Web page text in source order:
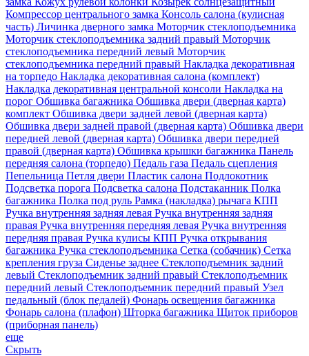
Компрессор центрального замка Консоль салона (кулисная
часть) Личинка дверного замка Моторчик стеклоподъемника
Моторчик стеклоподъемника задний правый Моторчик
стеклоподъемника передний левый Моторчик
стеклоподъемника передний правый Накладка декоративная
на торпедо Накладка декоративная салона (комплект)
Накладка декоративная центральной консоли Накладка на
порог Обшивка багажника Обшивка двери (дверная карта)
комплект Обшивка двери задней левой (дверная карта)
Обшивка двери задней правой (дверная карта) Обшивка двери
передней левой (дверная карта) Обшивка двери передней
правой (дверная карта) Обшивка крышки багажника Панель
передняя салона (торпедо) Педаль газа Педаль сцепления
Пепельница Петля двери Пластик салона Подлокотник
Подсветка порога Подсветка салона Подстаканник Полка
багажника Полка под руль Рамка (накладка) рычага КПП
Ручка внутренняя задняя левая Ручка внутренняя задняя
правая Ручка внутренняя передняя левая Ручка внутренняя
передняя правая Ручка кулисы КПП Ручка открывания
багажника Ручка стеклоподъемника Сетка (собачник) Сетка
крепления груза Сиденье заднее Стеклоподъемник задний
левый Стеклоподъемник задний правый Стеклоподъемник
передний левый Стеклоподъемник передний правый Узел
педальный (блок педалей) Фонарь освещения багажника
Фонарь салона (плафон) Шторка багажника Щиток приборов
(приборная панель)
еще
Скрыть